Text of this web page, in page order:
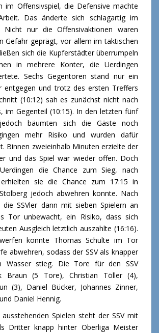
im Offensivspiel, die Defensive machte
Das änderte sich schlagartig im
Nicht nur die Offensivaktionen waren
Gefahr geprägt, vor allem im taktischen
sich die Kupferstädter überrumpeln
in mehrere Konter, die Uerdingen
Sechs Gegentoren stand nur ein
entgegen und trotz des ersten Treffers
(10:12) sah es zunächst nicht nach
im Gegenteil (10:15). In den letzten fünf
bäumten sich die Gäste noch
mehr Risiko und wurden dafür
Binnen zweieinhalb Minuten erzielte der
und das Spiel war wieder offen. Doch
die Chance zum Sieg, nach
sie die Chance zum 17:15 in
jedoch abwehren konnte. Nach
die SSVler dann mit sieben Spielern an
Tor unbewacht, ein Risiko, dass sich
Ausgleich letztlich auszahlte (16:16).
konnte Thomas Schulte im Tor
abwehren, sodass der SSV als knapper
Wasser stieg. Die Tore für den SSV
Braun (5 Tore), Christian Töller (4),
(3), Daniel Bücker, Johannes Zinner,
Daniel Hennig.
Spielen steht der SSV mit
Dritter knapp hinter Oberliga Meister